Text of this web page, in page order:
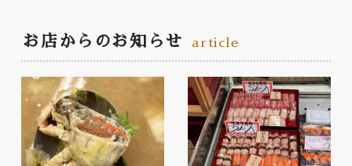
お店からのお知らせ article